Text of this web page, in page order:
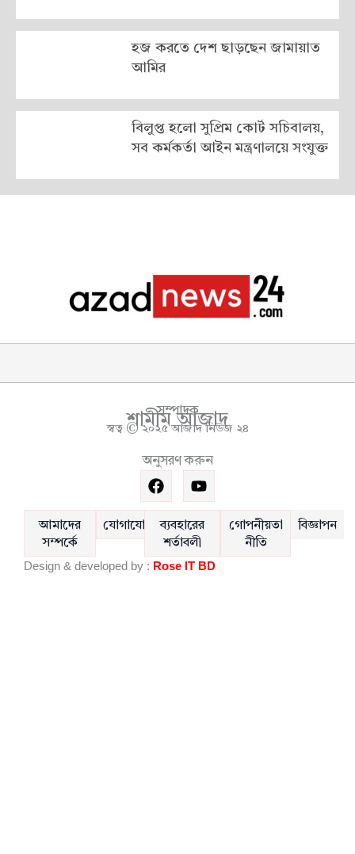
হজ করতে দেশ ছাড়ছেন জামায়াত
আমির
বিলুপ্ত হলো সুপ্রিম কোর্ট সচিবালয়,
সব কর্মকর্তা আইন মন্ত্রণালয়ে সংযুক্ত
সম্পাদক
শামীম আজাদ
স্বত্ব © ২০২৫ আজাদ নিউজ ২৪
অনুসরণ করুন
F
a
c
e
b
o
o
Y
o
u
t
u
b
e
আমাদের
সম্পর্কে
যোগাযোগ
ব্যবহারের
শর্তাবলী
গোপনীয়তা
নীতি
বিজ্ঞাপন
Design & developed by : Rose IT BD